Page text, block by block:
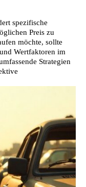
spezifische
Preis zu
möchte, sollte
Wertfaktoren im
Strategien